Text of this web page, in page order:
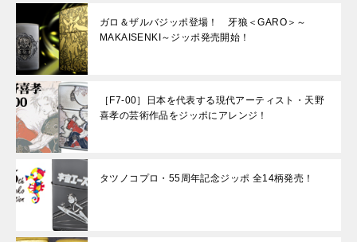
ガロ＆ザルバジッポ登場！ 牙狼＜GARO＞～
MAKAISENKI～ジッポ発売開始！
［F7-00］日本を代表する現代アーティスト・天野
喜孝の芸術作品をジッポにアレンジ！
タツノコプロ・55周年記念ジッポ 全14柄発売！